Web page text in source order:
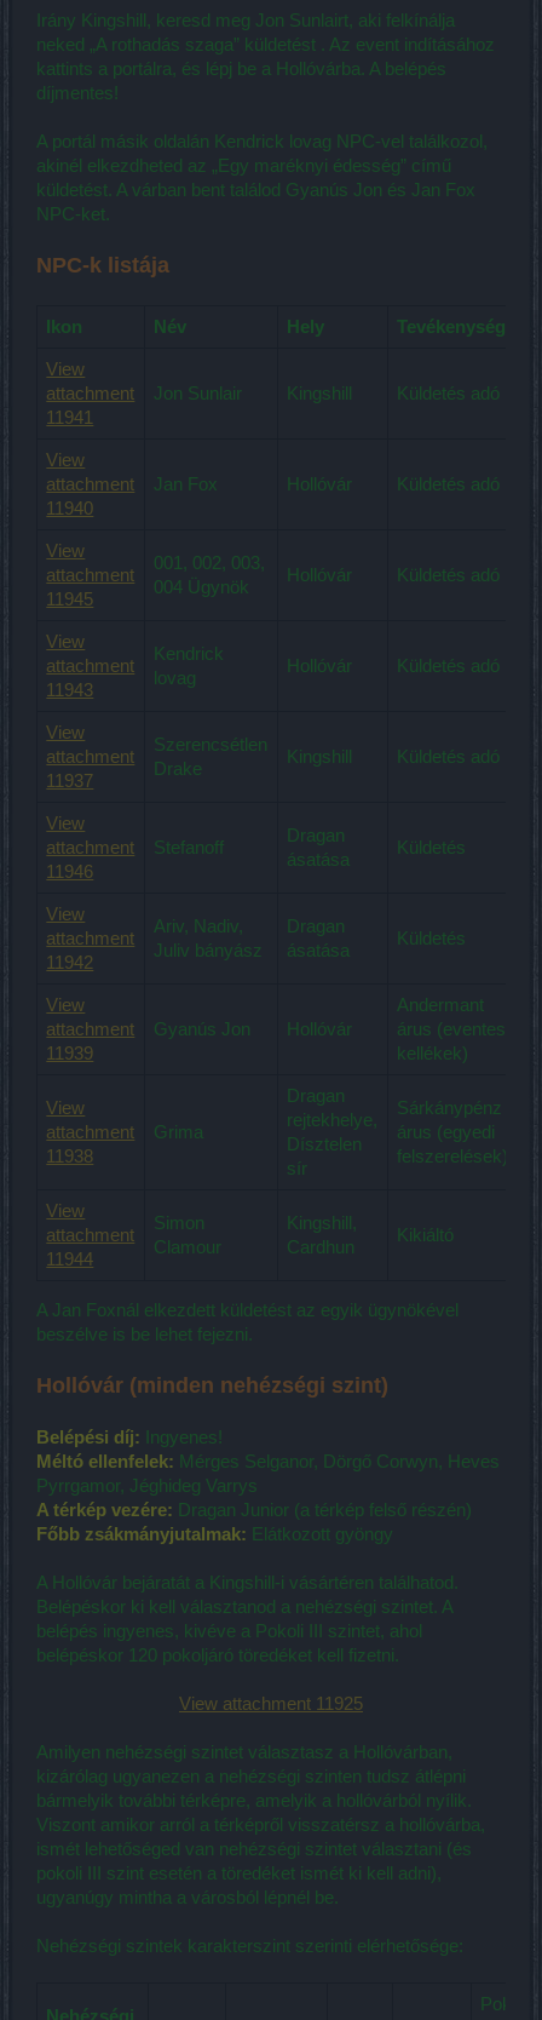
Irány Kingshill, keresd meg Jon Sunlairt, aki felkínálja
neked „A rothadás szaga” küldetést . Az event indításához
kattints a portálra, és lépj be a Hollóvárba. A belépés
díjmentes!
A portál másik oldalán Kendrick lovag NPC-vel találkozol,
akinél elkezdheted az „Egy maréknyi édesség” című
küldetést. A várban bent találod Gyanús Jon és Jan Fox
NPC-ket.
NPC-k listája
Ikon Név Hely Tevékenység
View
attachment
11941
Jon Sunlair Kingshill Küldetés adó
View
attachment
11940
Jan Fox Hollóvár Küldetés adó
View
attachment
11945
001, 002, 003,
004 Ügynök
Hollóvár Küldetés adó
View
attachment
11943
Kendrick
lovag
Hollóvár Küldetés adó
View
attachment
11937
Szerencsétlen
Drake
Kingshill Küldetés adó
View
attachment
11946
Stefanoff
Dragan
ásatása
Küldetés
View
attachment
11942
Ariv, Nadiv,
Juliv bányász
Dragan
ásatása
Küldetés
View
attachment
11939
Gyanús Jon Hollóvár
Andermant
árus (eventes
kellékek)
View
attachment
11938
Grima
Dragan
rejtekhelye,
Dísztelen
sír
Sárkánypénz
árus (egyedi
felszerelések)
View
attachment
11944
Simon
Clamour
Kingshill,
Cardhun
Kikiáltó
A Jan Foxnál elkezdett küldetést az egyik ügynökével
beszélve is be lehet fejezni.
Hollóvár (minden nehézségi szint)
Belépési díj: Ingyenes!
Méltó ellenfelek: Mérges Selganor, Dörgő Corwyn, Heves
Pyrrgamor, Jéghideg Varrys
A térkép vezére: Dragan Junior (a térkép felső részén)
Főbb zsákmányjutalmak: Elátkozott gyöngy
A Hollóvár bejáratát a Kingshill-i vásártéren találhatod.
Belépéskor ki kell választanod a nehézségi szintet. A
belépés ingyenes, kivéve a Pokoli III szintet, ahol
belépéskor 120 pokoljáró töredéket kell fizetni.
View attachment 11925
Amilyen nehézségi szintet választasz a Hollóvárban,
kizárólag ugyanezen a nehézségi szinten tudsz átlépni
bármelyik további térképre, amelyik a hollóvárból nyílik.
Viszont amikor arról a térképről visszatérsz a hollóvárba,
ismét lehetőséged van nehézségi szintet választani (és
pokoli III szint esetén a töredéket ismét ki kell adni),
ugyanúgy mintha a városból lépnél be.
Nehézségi szintek karakterszint szerinti elérhetősége:
Pokoli